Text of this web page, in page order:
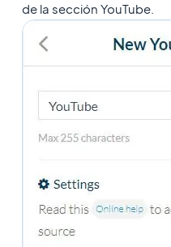
de la sección YouTube.